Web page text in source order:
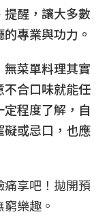
醒，讓大多數
專業與功力。
無菜單料理其實
合口味就能任
程度了解，自
或忌口，也應
享吧！拋開預
樂趣。